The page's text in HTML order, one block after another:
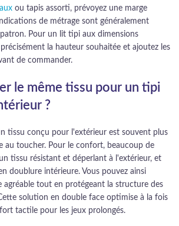
ou tapis assorti, prévoyez une marge
de métrage sont généralement
Pour un lit tipi aux dimensions
la hauteur souhaitée et ajoutez les
de commander.
le même tissu pour un tipi
?
tissu conçu pour l'extérieur est souvent plus
au toucher. Pour le confort, beaucoup de
tissu résistant et déperlant à l'extérieur, et
doublure intérieure. Vous pouvez ainsi
agréable tout en protégeant la structure des
solution en double face optimise à la fois
tactile pour les jeux prolongés.